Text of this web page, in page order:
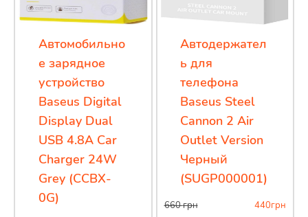
Автомобильно
е зарядное
устройство
Baseus Digital
Display Dual
USB 4.8A Car
Charger 24W
Grey (CCBX-
0G)
Автодержател
ь для
телефона
Baseus Steel
Cannon 2 Air
Outlet Version
Черный
(SUGP000001)
660грн 440грн